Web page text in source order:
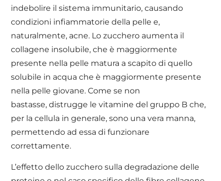
indebolire il sistema immunitario, causando
condizioni infiammatorie della pelle e,
naturalmente, acne. Lo zucchero aumenta il
collagene insolubile, che è maggiormente
presente nella pelle matura a scapito di quello
solubile in acqua che è maggiormente presente
nella pelle giovane. Come se non
bastasse, distrugge le vitamine del gruppo B che,
per la cellula in generale, sono una vera manna,
permettendo ad essa di funzionare
correttamente.
L’effetto dello zucchero sulla degradazione delle